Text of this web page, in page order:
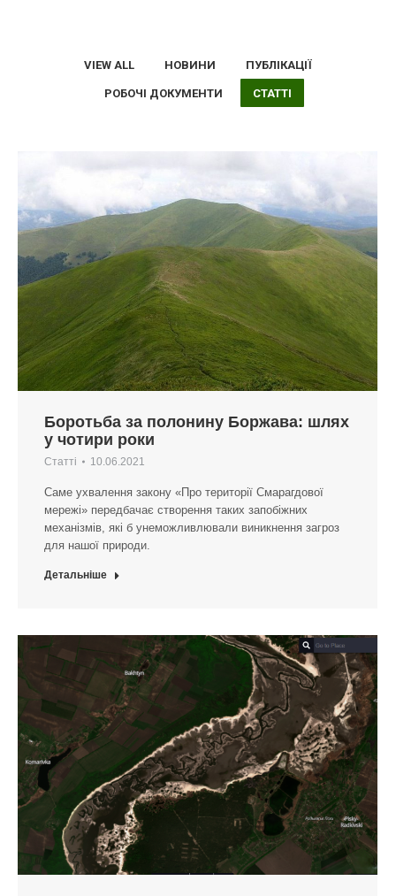
VIEW ALL НОВИНИ ПУБЛІКАЦІЇ
РОБОЧІ ДОКУМЕНТИ СТАТТІ
Боротьба за полонину Боржава: шлях
у чотири роки
Статті 10.06.2021
Саме ухвалення закону «Про території Смарагдової
мережі» передбачає створення таких запобіжних
механізмів, які б унеможливлювали виникнення загроз
для нашої природи.
Детальніше